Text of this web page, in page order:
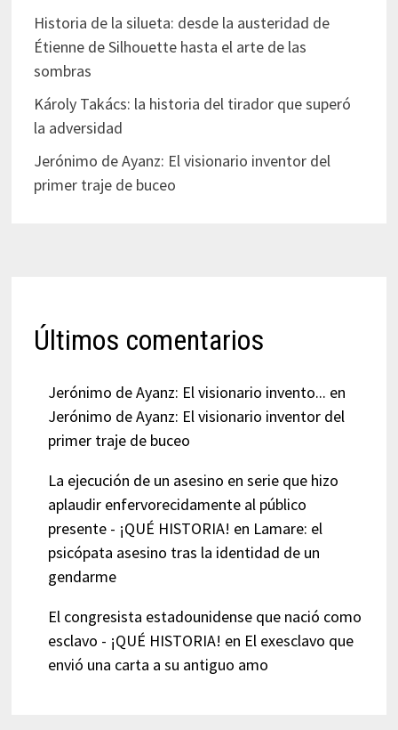
Historia de la silueta: desde la austeridad de
Étienne de Silhouette hasta el arte de las
sombras
Károly Takács: la historia del tirador que superó
la adversidad
Jerónimo de Ayanz: El visionario inventor del
primer traje de buceo
Últimos comentarios
Jerónimo de Ayanz: El visionario invento... en
Jerónimo de Ayanz: El visionario inventor del
primer traje de buceo
La ejecución de un asesino en serie que hizo
aplaudir enfervorecidamente al público
presente - ¡QUÉ HISTORIA! en Lamare: el
psicópata asesino tras la identidad de un
gendarme
El congresista estadounidense que nació como
esclavo - ¡QUÉ HISTORIA! en El exesclavo que
envió una carta a su antiguo amo